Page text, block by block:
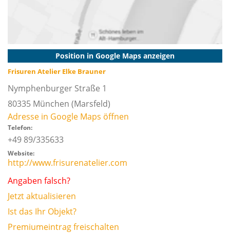
Position in Google Maps anzeigen
Frisuren Atelier Elke Brauner
Nymphenburger Straße 1
80335 München (Marsfeld)
Adresse in Google Maps öffnen
Telefon:
+49 89/335633
Website:
http://www.frisurenatelier.com
Angaben falsch?
Jetzt aktualisieren
Ist das Ihr Objekt?
Premiumeintrag freischalten